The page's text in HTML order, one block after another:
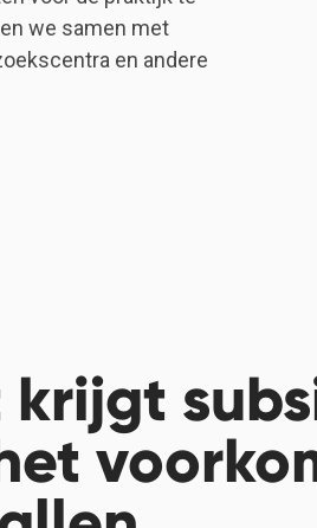
we samen met
en andere
krijgt